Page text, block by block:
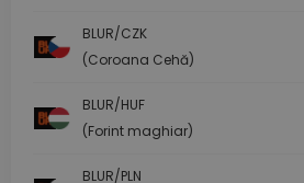
BLUR/CZK
(Coroana Cehă)
BLUR/HUF
(Forint maghiar)
BLUR/PLN